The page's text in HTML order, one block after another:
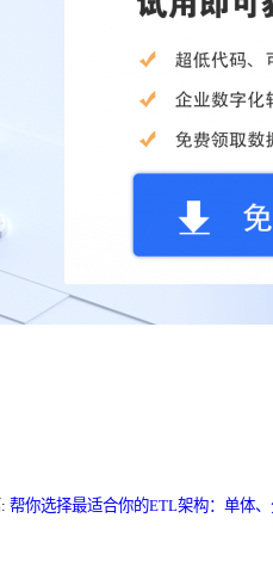
帮你选择最适合你的ETL架构：单体、